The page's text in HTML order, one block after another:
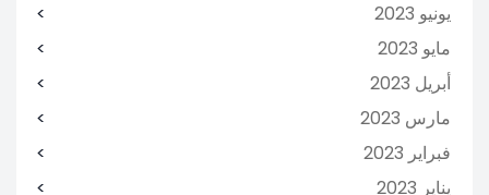
يونيو 2023
مايو 2023
أبريل 2023
مارس 2023
فبراير 2023
يناير 2023